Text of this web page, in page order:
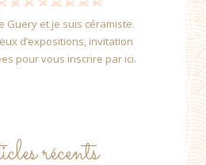
Guery et je suis céramiste.
d’expositions, invitation
pour vous inscrire par ici.
récents